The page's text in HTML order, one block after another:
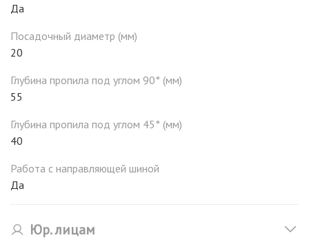
Да
Посадочный диаметр (мм)
20
Глубина пропила под углом 90° (мм)
55
Глубина пропила под углом 45° (мм)
40
Работа с направляющей шиной
Да
Юр. лицам